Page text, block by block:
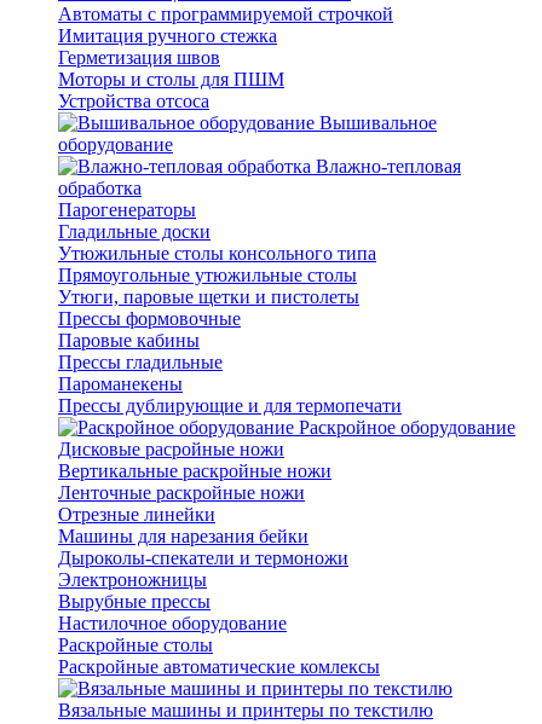
Автоматы с программируемой строчкой
Имитация ручного стежка
Герметизация швов
Моторы и столы для ПШМ
Устройства отсоса
Вышивальное
оборудование
Влажно-тепловая
обработка
Парогенераторы
Гладильные доски
Утюжильные столы консольного типа
Прямоугольные утюжильные столы
Утюги, паровые щетки и пистолеты
Прессы формовочные
Паровые кабины
Прессы гладильные
Пароманекены
Прессы дублирующие и для термопечати
Раскройное оборудование
Дисковые расройные ножи
Вертикальные раскройные ножи
Ленточные раскройные ножи
Отрезные линейки
Машины для нарезания бейки
Дыроколы-спекатели и термоножи
Электроножницы
Вырубные прессы
Настилочное оборудование
Раскройные столы
Раскройные автоматические комлексы
Вязальные машины и принтеры по текстилю